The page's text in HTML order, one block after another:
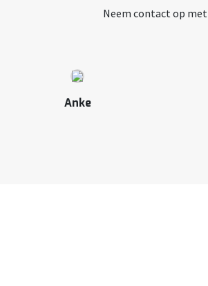
Neem contact op met
Anke